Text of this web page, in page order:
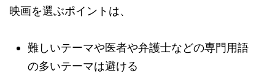
映画を選ぶポイントは、
難しいテーマや医者や弁護士などの専門用語
の多いテーマは避ける